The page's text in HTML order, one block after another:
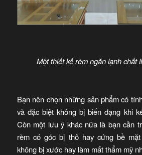
Một thiết kế rèm ngăn lạnh chất
Bạn nên chọn những sản phẩm có
và đặc biệt không bị biến dạng khi
Còn một lưu ý khác nữa là bạn cần
rèm có góc bị thô hay cứng bề
không bị xước hay làm mất thẩm mỹ